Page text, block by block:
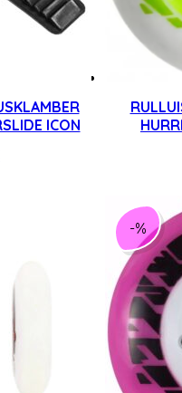
ICON
-%